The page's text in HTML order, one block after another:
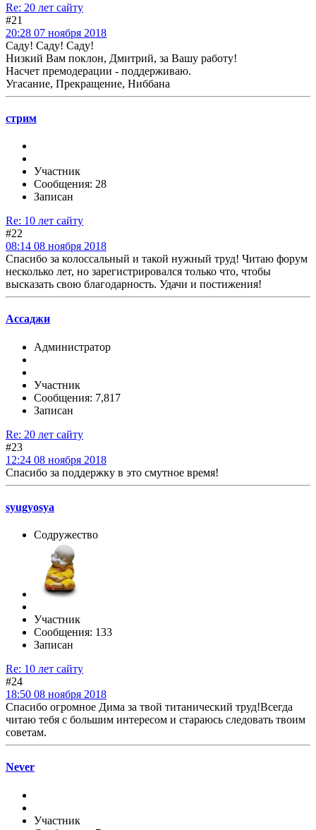
Re: 20 лет сайту
#21
20:28 07 ноября 2018
Саду! Саду! Саду!
Низкий Вам поклон, Дмитрий, за Вашу работу!
Насчет премодерации - поддерживаю.
Угасание, Прекращение, Ниббана
стрим
Участник
Сообщения: 28
Записан
Re: 10 лет сайту
#22
08:14 08 ноября 2018
Спасибо за колоссальный и такой нужный труд! Читаю форум
несколько лет, но зарегистрировался только что, чтобы
высказать свою благодарность. Удачи и постижения!
Ассаджи
Администратор
Участник
Сообщения: 7,817
Записан
Re: 20 лет сайту
#23
12:24 08 ноября 2018
Спасибо за поддержку в это смутное время!
syugyosya
Содружество
Участник
Сообщения: 133
Записан
Re: 10 лет сайту
#24
18:50 08 ноября 2018
Спасибо огромное Дима за твой титанический труд!Всегда
читаю тебя с большим интересом и стараюсь следовать твоим
советам.
Never
Участник